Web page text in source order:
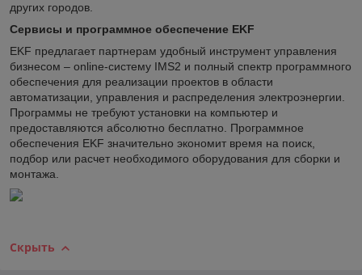
других городов.
Сервисы и программное обеспечение EKF
EKF предлагает партнерам удобный инструмент управления
бизнесом – online-систему IMS2 и полный спектр программного
обеспечения для реализации проектов в области
автоматизации, управления и распределения электроэнергии.
Программы не требуют установки на компьютер и
предоставляются абсолютно бесплатно. Программное
обеспечения EKF значительно экономит время на поиск,
подбор или расчет необходимого оборудования для сборки и
монтажа.
Скрыть